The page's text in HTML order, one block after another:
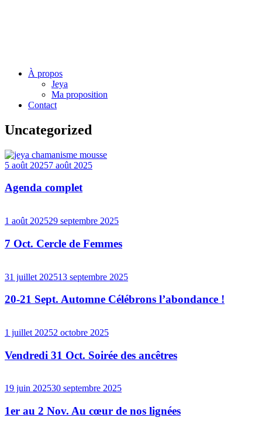
Menu
Skip
À propos
Jeya
Ma proposition
Contact
Jeya
Juillard
Une
voie
Uncategorized
5 août 20257 août 2025
Agenda complet
1 août 202529 septembre 2025
7 Oct. Cercle de Femmes
31 juillet 202513 septembre 2025
20-21 Sept. Automne Célébrons l’abondance !
1 juillet 20252 octobre 2025
Vendredi 31 Oct. Soirée des ancêtres
19 juin 202530 septembre 2025
1er au 2 Nov. Au cœur de nos lignées